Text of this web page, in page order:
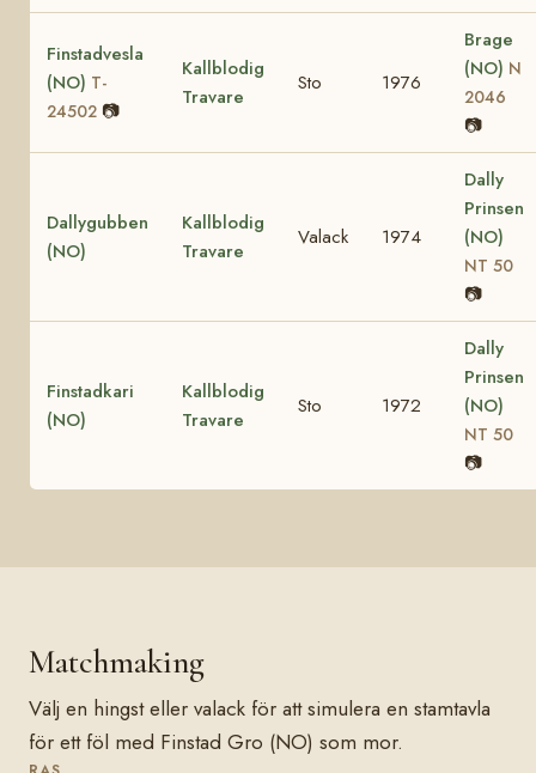
Finstadvesla
(NO) T-
24502 📷
Kallblodig
Travare
Sto 1976
Brage
(NO) N
2046
📷
Dallygubben
(NO)
Kallblodig
Travare
Valack 1974
Dally
Prinsen
(NO)
NT 50
📷
Finstadkari
(NO)
Kallblodig
Travare
Sto 1972
Dally
Prinsen
(NO)
NT 50
📷
Matchmaking
Välj en hingst eller valack för att simulera en stamtavla
för ett föl med Finstad Gro (NO) som mor.